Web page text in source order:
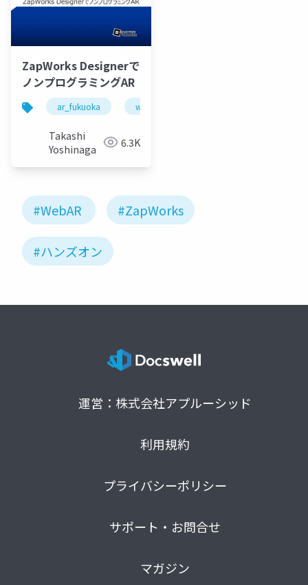
ZapWorks Designerで
ノンプログラミングAR
ar_fukuoka webar
Takashi
Yoshinaga
6.3K
#WebAR #ZapWorks
#ハンズオン
運営：株式会社アプルーシッド
利用規約
プライバシーポリシー
サポート・お問合せ
マガジン